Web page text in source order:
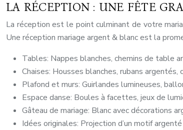
LA RÉCEPTION : UNE FÊTE
La réception est le point culminant de votre
Une réception mariage argent & blanc est la
Tables: Nappes blanches, chemins de table
Chaises: Housses blanches, rubans argentés,
Plafond et murs: Guirlandes lumineuses,
Espace danse: Boules à facettes, jeux de
Gâteau de mariage: Blanc avec décorations
Idées originales: Projection d’un motif